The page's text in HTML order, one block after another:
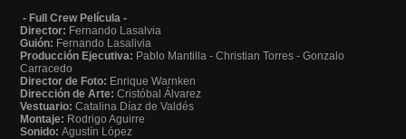
- Full Crew Película -
Director: Fernando Lasalvia
Guión: Fernando Lasalivia
Producción Ejecutiva: Pablo Mantilla - Christian Torres - Gonzalo
Carracedo
Director de Foto: Enrique Warnken
Dirección de Arte: Cristóbal Álvarez
Vestuario:Catalina Díaz de Valdés
Montaje: Rodrigo Aguirre
Sonido:Agustín López